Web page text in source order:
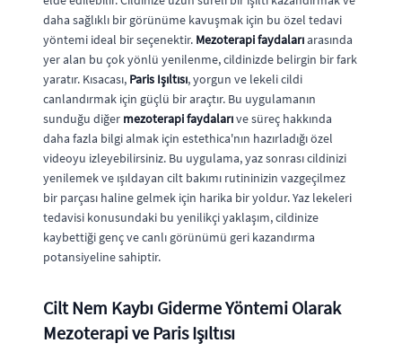
daha sağlıklı bir görünüme kavuşmak için bu özel tedavi
yöntemi ideal bir seçenektir. Mezoterapi faydalarıarasında
yer alan bu çok yönlü yenilenme, cildinizde belirgin bir fark
yaratır. Kısacası, Paris Işıltısı, yorgun ve lekeli cildi
canlandırmak için güçlü bir araçtır. Bu uygulamanın
sunduğu diğer mezoterapi faydalarıve süreç hakkında
daha fazla bilgi almak için estethica'nın hazırladığı özel
videoyu izleyebilirsiniz. Bu uygulama, yaz sonrası cildinizi
yenilemek ve ışıldayan cilt bakımı rutininizin vazgeçilmez
bir parçası haline gelmek için harika bir yoldur. Yaz lekeleri
tedavisi konusundaki bu yenilikçi yaklaşım, cildinize
kaybettiği genç ve canlı görünümü geri kazandırma
potansiyeline sahiptir.
Cilt Nem Kaybı Giderme Yöntemi Olarak
Mezoterapi ve Paris Işıltısı